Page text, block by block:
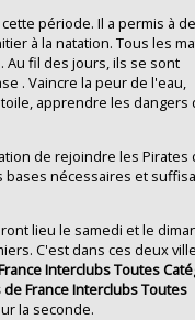
période. Il a permis à
à la natation. Tous les
Au fil des jours, ils se sont
. Vaincre la peur de l'eau,
apprendre les dangers
de rejoindre les Pirates
bases nécessaires et
lieu le samedi et le
C'est dans ces deux
Interclubs Toutes
France Interclubs Toutes
la seconde.